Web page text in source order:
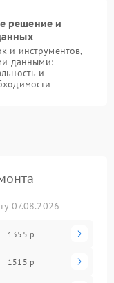
решение и
и инструментов,
данными:
и
07.08.2026
1355 р
1515 р